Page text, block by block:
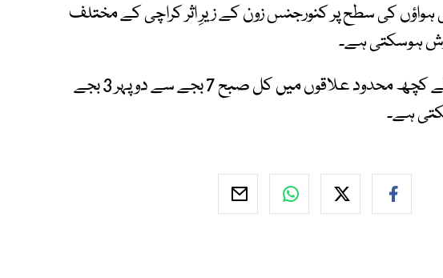
ہواؤں کی سطح پر کنورجنس زون کے زیرِ اثر کراچی کے مختلف
ہوسکتی ہے۔
ویدر اپ ڈیٹس کے مطابق کراچی کے کچھ محدود علاقوں میں کل صبح 7 بجے سے دوپہر 3 بجے
ہے۔